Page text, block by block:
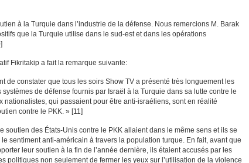
à la Turquie dans l’industrie de la défense. Nous remercions M. Barak
que la Turquie utilise dans le sud-est et dans les opérations
Fikritakip a fait la remarque suivante:
de constater que tous les soirs Show TV a présenté très longuement les
de défense fournis par Israël à la Turquie dans sa lutte contre le
qui passaient pour être anti-israéliens, sont en réalité
contre le PKK. » [11]
soutien des États-Unis contre le PKK allaient dans le même sens et ils se
sentiment anti-américain à travers la population turque. En fait, avant que
leur soutien à la fin de l’année dernière, ils étaient accusés par les
politiques non seulement de fermer les yeux sur l’utilisation de la violence